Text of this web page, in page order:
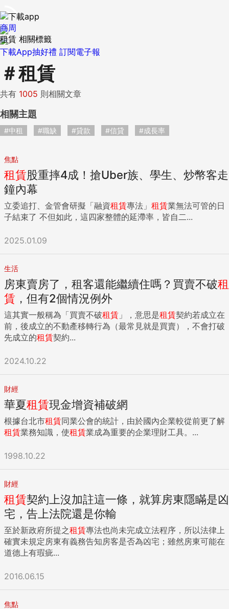
下載App抽好禮 訂閱電子報
商周
租賃 相關標籤
＃租賃
共有 1005 則相關文章
相關主題
#中租 #職缺 #貸款 #信貸 #成長率
焦點
租賃股重摔4成！搶Uber族、學生、炒幣客走
鐘內幕
立委追打、金管會研擬「融資租賃專法」 租賃業無法可管的日
子結束了 不但如此，這四家整體的延滯率，皆自二...
2025.01.09
生活
房東賣房了，租客還能繼續住嗎？買賣不破租
賃 ，但有2個情況例外
這其實一般稱為「買賣不破租賃 」，意思是租賃契約若成立在
前，後成立的不動產移轉行為（最常見就是買賣），不會打破
先成立的租賃契約...
2024.10.22
財經
華夏租賃現金增資補破網
根據台北市租賃同業公會的統計，由於國內企業較從前更了解
租賃業務知識，使租賃業成為重要的企業理財工具。...
1998.10.22
財經
租賃契約上沒加註這一條，就算房東隱瞞是凶
宅，告上法院還是你輸
至於新政府所提之租賃專法也尚未完成立法程序，所以法律上
確實未規定房東有義務告知房客是否為凶宅；雖然房東可能在
道德上有瑕疵...
2016.06.15
焦點